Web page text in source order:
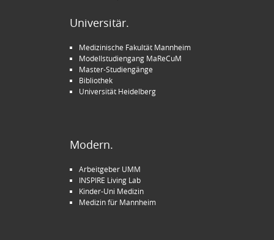
Universitär.
Medizinische Fakultät Mannheim
Modellstudiengang MaReCuM
Master-Studiengänge
Bibliothek
Universität Heidelberg
Modern.
Arbeitgeber UMM
INSPIRE Living Lab
Kinder-Uni Medizin
Medizin für Mannheim